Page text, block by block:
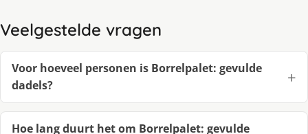
Veelgestelde vragen
Voor hoeveel personen is Borrelpalet: gevulde
dadels?
Hoe lang duurt het om Borrelpalet: gevulde